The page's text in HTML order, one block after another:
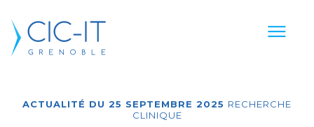
COMMUNICATION
MÉDIA
ACTUALITÉ DU 25 SEPTEMBRE 2025 RECHERCHE
CLINIQUE
AUTRE
AUTRE
AUTRE RECHERCHE